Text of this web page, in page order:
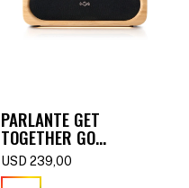
PARLANTE GET
TOGETHER GO
(BLUETOOTH) -
SIGNATURE BLACK
USD 239,00